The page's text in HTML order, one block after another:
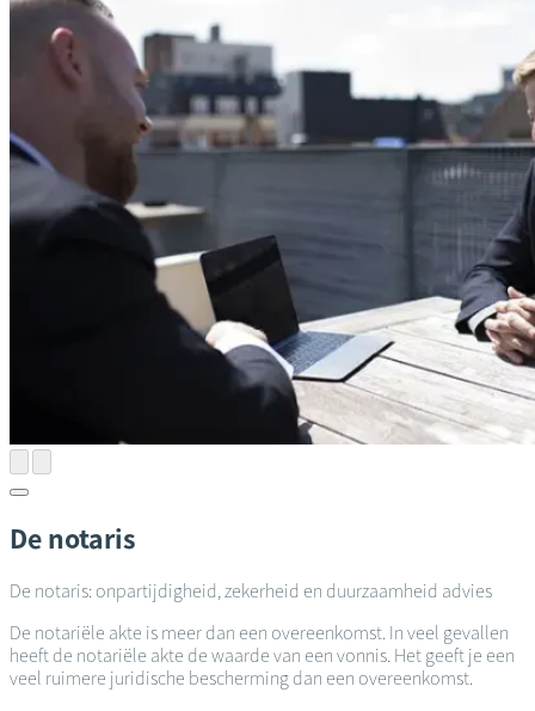
De notaris
De notaris: onpartijdigheid, zekerheid en duurzaamheid advies
De notariële akte is meer dan een overeenkomst. In veel gevallen
heeft de notariële akte de waarde van een vonnis. Het geeft je een
veel ruimere juridische bescherming dan een overeenkomst.